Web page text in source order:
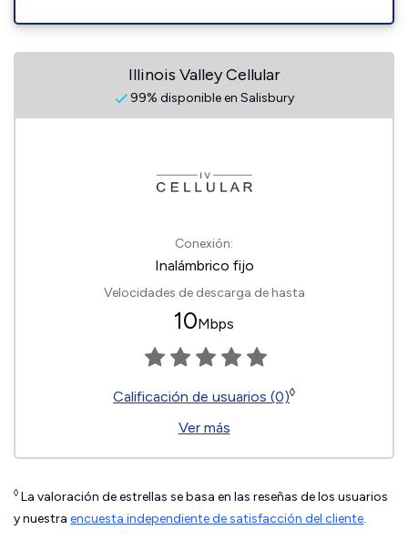
Illinois Valley Cellular
99% disponible en Salisbury
Conexión:
Inalámbrico fijo
Velocidades de descarga de hasta
10Mbps
Calificación de usuarios (0)◊
Ver más
◊ La valoración de estrellas se basa en las reseñas de los usuarios
y nuestra encuesta independiente de satisfacción del cliente.